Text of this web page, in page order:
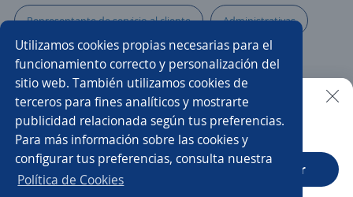
Utilizamos cookies propias necesarias para el
funcionamiento correcto y personalización del
sitio web. También utilizamos cookies de
terceros para fines analíticos y mostrarte
publicidad relacionada según tus preferencias.
Para más información sobre las cookies y
configurar tus preferencias, consulta nuestra
Política de Cookies
Representante de servicio al cliente Administrativas
Bachiller Servicio al cliente
Asesor/a comercial punto de venta
Asesor/a de cobranzas
Asesor/a comercial de telecomunicaciones
Buscar es más fácil en la app
CT App Abrir